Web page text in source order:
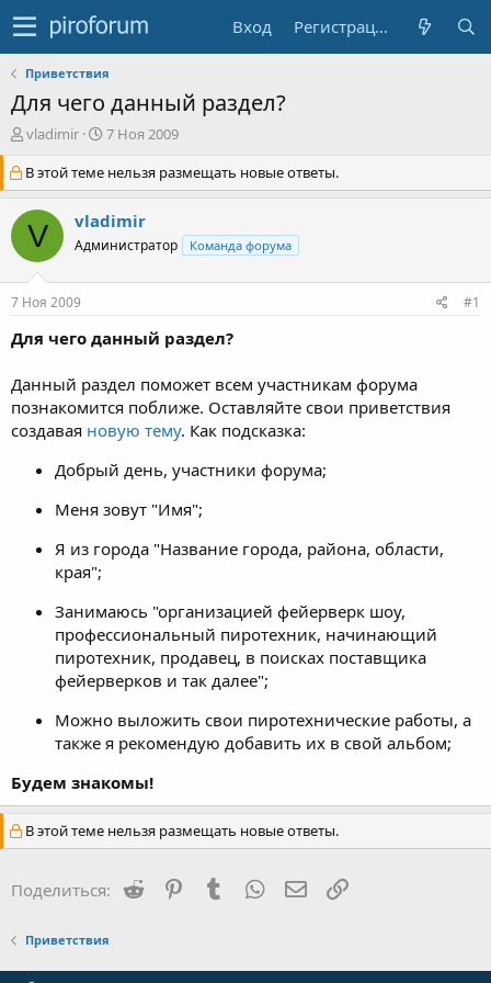
Вход Регистрация
Приветствия
Для чего данный раздел?
А
т
о
р
т
vladimir
Д
т
а
н
а
ч
7 Ноя 2009
В этой теме нельзя размещать новые ответы.
V vladimir
Администратор Команда форума
7 Ноя 2009 #1
Для чего данный раздел?
Данный раздел поможет всем участникам форума
познакомится поближе. Оставляйте свои приветствия
создавая новую тему. Как подсказка:
Добрый день, участники форума;
Меня зовут "Имя";
Я из города "Название города, района, области,
края";
Занимаюсь "организацией фейерверк шоу,
профессиональный пиротехник, начинающий
пиротехник, продавец, в поисках поставщика
фейерверков и так далее";
Можно выложить свои пиротехнические работы, а
также я рекомендую добавить их в свой альбом;
Будем знакомы!
В этой теме нельзя размещать новые ответы.
Поделиться: Reddit PinterestTumblrWhatsAppЭлектронная почта
Ссылка
Приветствия